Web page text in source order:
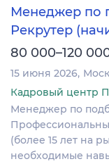
Менеджер по
Рекрутер
80 000–120
15 июня 2026
Кадровый центр
Менеджер по
(более 15 лет на
необходимые